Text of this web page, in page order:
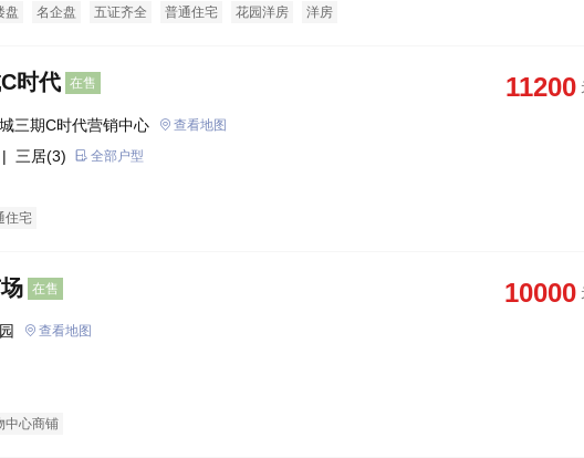
盘 名企盘 五证齐全 普通住宅 花园洋房 洋房
时代 在售 11200
三期C时代营销中心 查看地图
三居(3) 全部户型
住宅
在售 10000
查看地图
中心商铺